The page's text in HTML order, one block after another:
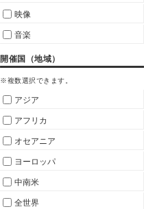
映像
音楽
開催国（地域）
※複数選択できます。
アジア
アフリカ
オセアニア
ヨーロッパ
中南米
全世界